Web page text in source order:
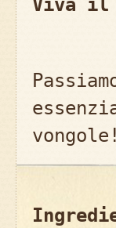
Viva il
vongole!